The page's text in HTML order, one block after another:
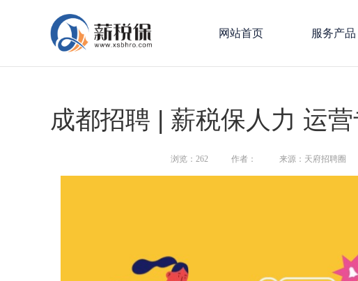
网站首页 服务产品
成都招聘 | 薪税保人力 运营
浏览： 262 作者： 来源：天府招聘圈